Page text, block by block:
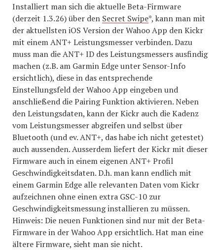
Installiert man sich die aktuelle Beta-Firmware
(derzeit 1.3.26) über den Secret Swipe*, kann man mit
der aktuellsten iOS Version der Wahoo App den Kickr
mit einem ANT+ Leistungsmesser verbinden. Dazu
muss man die ANT+ ID des Leistungsmessers ausfindig
machen (z.B. am Garmin Edge unter Sensor-Info
ersichtlich), diese in das entsprechende
Einstellungsfeld der Wahoo App eingeben und
anschließend die Pairing Funktion aktivieren. Neben
den Leistungsdaten, kann der Kickr auch die Kadenz
vom Leistungsmesser abgreifen und selbst über
Bluetooth (und ev. ANT+, das habe ich nicht getestet)
auch aussenden. Ausserdem liefert der Kickr mit dieser
Firmware auch in einem eigenen ANT+ Profil
Geschwindigkeitsdaten. D.h. man kann endlich mit
einem Garmin Edge alle relevanten Daten vom Kickr
aufzeichnen ohne einen extra GSC-10 zur
Geschwindigkeitsmessung installieren zu müssen.
Hinweis: Die neuen Funktionen sind nur mit der Beta-
Firmware in der Wahoo App ersichtlich. Hat man eine
ältere Firmware, sieht man sie nicht.